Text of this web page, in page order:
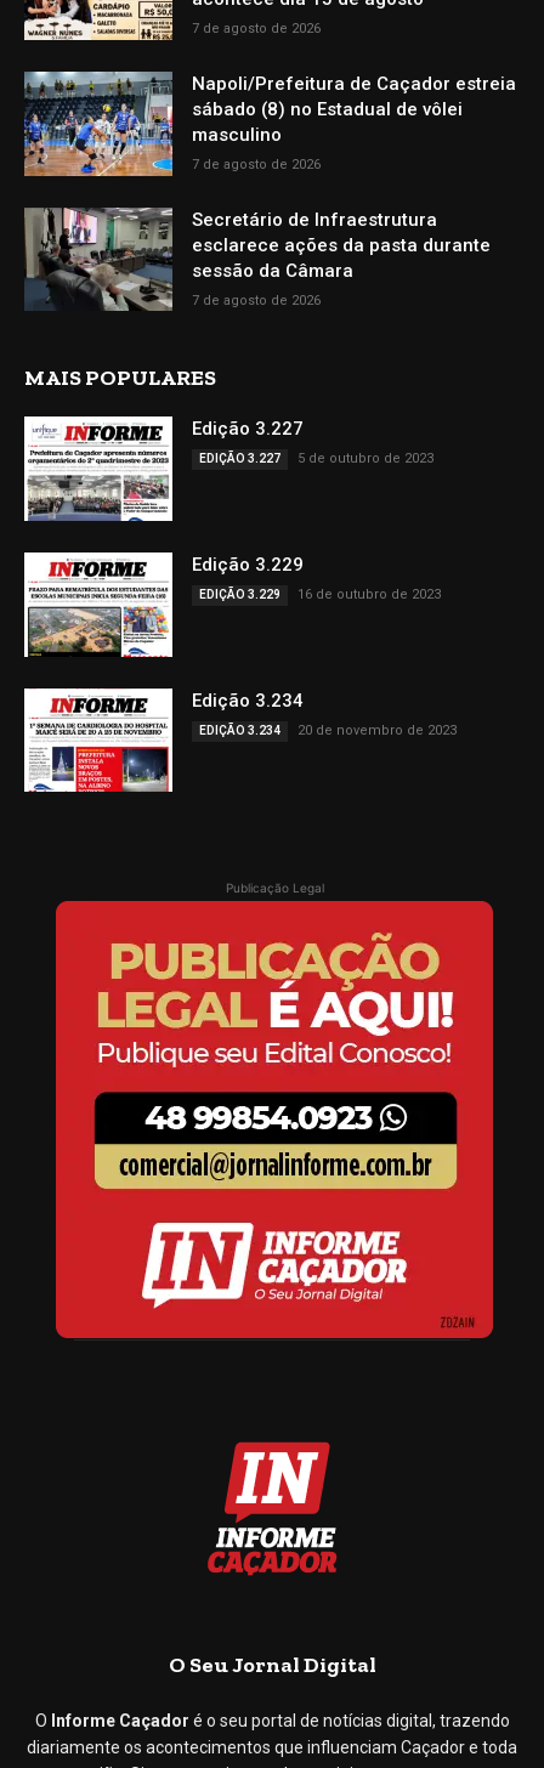
7 de agosto de 2026
Napoli/Prefeitura de Caçador estreia
sábado (8) no Estadual de vôlei
masculino
7 de agosto de 2026
Secretário de Infraestrutura
esclarece ações da pasta durante
sessão da Câmara
7 de agosto de 2026
MAIS POPULARES
Edição 3.227
EDIÇÃO 3.227 5 de outubro de 2023
Edição 3.229
EDIÇÃO 3.229 16 de outubro de 2023
Edição 3.234
EDIÇÃO 3.234 20 de novembro de 2023
Publicação Legal
O Seu Jornal Digital
O Informe Caçador é o seu portal de notícias digital, trazendo
diariamente os acontecimentos que influenciam Caçador e toda